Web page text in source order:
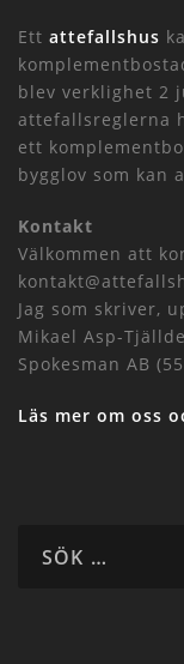
Ett attefallshus
blev verklighet 2
attefallsreglerna
ett
bygglov som kan
Kontakt
Välkommen att
Jag som skriver,
Mikael Asp-
Spokesman AB
Läs mer om oss